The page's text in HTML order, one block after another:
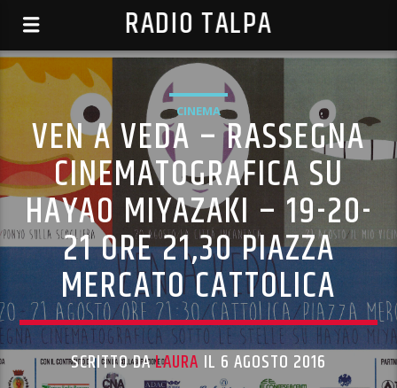
RADIO TALPA
CINEMA
VEN A VEDA – RASSEGNA
CINEMATOGRAFICA SU
HAYAO MIYAZAKI – 19-20-
21 ORE 21,30 PIAZZA
MERCATO CATTOLICA
SCRITTO DALAURA IL 6 AGOSTO 2016